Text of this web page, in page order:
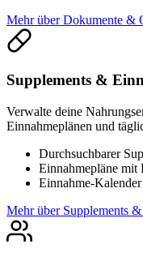
Mehr über Dokumente &
Supplements &
Verwalte deine
Einnahmeplänen und
Durchsuchbarer
Einnahmepläne
Einnahme-
Mehr über Supplements